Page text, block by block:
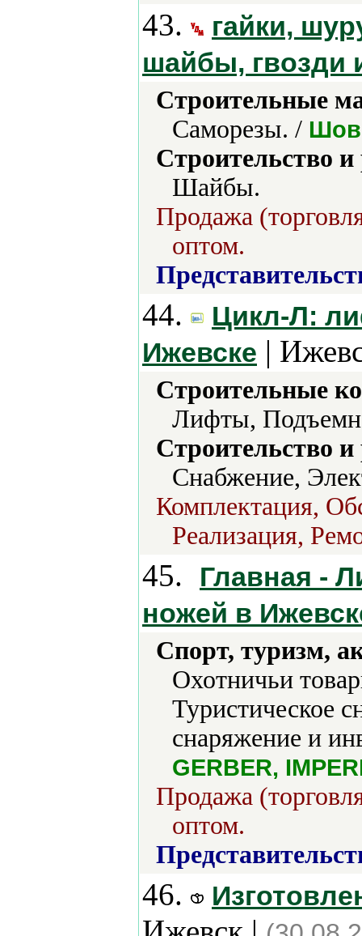
43.
гайки,
шайбы, гвозди
Строительные
Саморезы. /
Строительство
Шайбы.
Продажа
оптом.
44.
Цикл-Л:
Ижевске |
Строительные
Лифты,
Строительство
Снабжение,
Комплектация,
Реализация,
45.
Главная -
ножей в
Спорт, туризм,
Охотничьи
Туристическое
снаряжение и
GERBER,
Продажа
оптом.
46.